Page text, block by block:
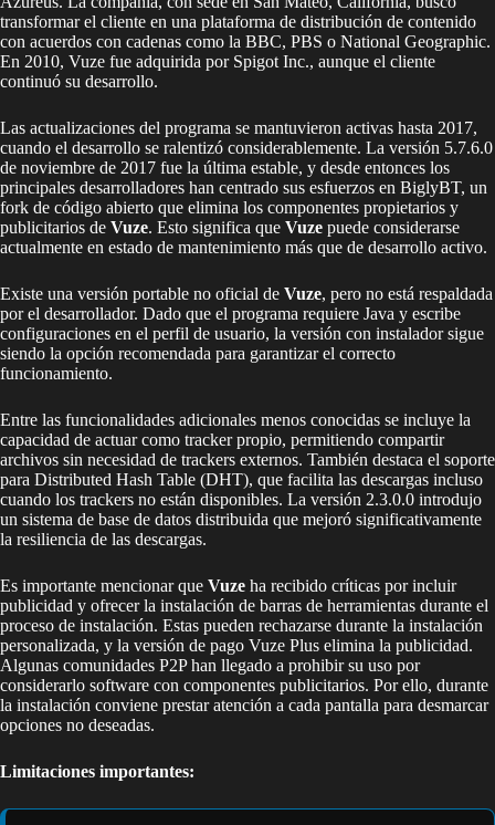
transformar el cliente en una plataforma de distribución de contenido
con acuerdos con cadenas como la BBC, PBS o National Geographic.
En 2010, Vuze fue adquirida por Spigot Inc., aunque el cliente
continuó su desarrollo.
Las actualizaciones del programa se mantuvieron activas hasta 2017,
cuando el desarrollo se ralentizó considerablemente. La versión 5.7.6.0
de noviembre de 2017 fue la última estable, y desde entonces los
principales desarrolladores han centrado sus esfuerzos en BiglyBT, un
fork de código abierto que elimina los componentes propietarios y
publicitarios de Vuze. Esto significa que Vuze puede considerarse
actualmente en estado de mantenimiento más que de desarrollo activo.
Existe una versión portable no oficial de Vuze, pero no está respaldada
por el desarrollador. Dado que el programa requiere Java y escribe
configuraciones en el perfil de usuario, la versión con instalador sigue
siendo la opción recomendada para garantizar el correcto
funcionamiento.
Entre las funcionalidades adicionales menos conocidas se incluye la
capacidad de actuar como tracker propio, permitiendo compartir
archivos sin necesidad de trackers externos. También destaca el soporte
para Distributed Hash Table (DHT), que facilita las descargas incluso
cuando los trackers no están disponibles. La versión 2.3.0.0 introdujo
un sistema de base de datos distribuida que mejoró significativamente
la resiliencia de las descargas.
Es importante mencionar que Vuze ha recibido críticas por incluir
publicidad y ofrecer la instalación de barras de herramientas durante el
proceso de instalación. Estas pueden rechazarse durante la instalación
personalizada, y la versión de pago Vuze Plus elimina la publicidad.
Algunas comunidades P2P han llegado a prohibir su uso por
considerarlo software con componentes publicitarios. Por ello, durante
la instalación conviene prestar atención a cada pantalla para desmarcar
opciones no deseadas.
Limitaciones importantes: